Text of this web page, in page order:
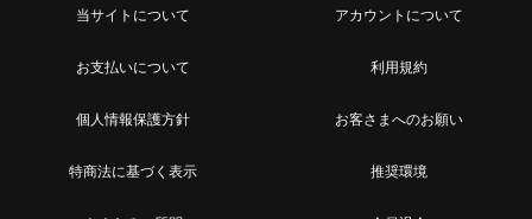
当サイトについて アカウントについて
お支払いについて 利用規約
個人情報保護方針 お客さまへのお願い
特商法に基づく表示 推奨環境